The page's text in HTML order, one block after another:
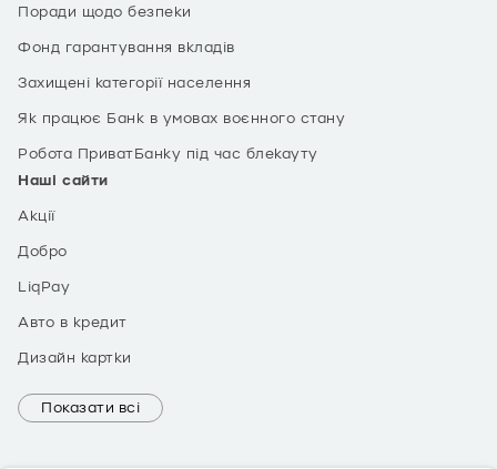
Поради щодо безпеки
Фонд гарантування вкладів
Захищені категорії населення
Як працює Банк в умовах воєнного стану
Робота ПриватБанку під час блекауту
Наші сайти
Акції
Добро
LiqPay
Авто в кредит
Дизайн картки
Показати всі